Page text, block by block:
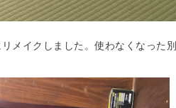
メイクしました。使わなくなった